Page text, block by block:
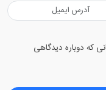
که دوباره دیدگاهی